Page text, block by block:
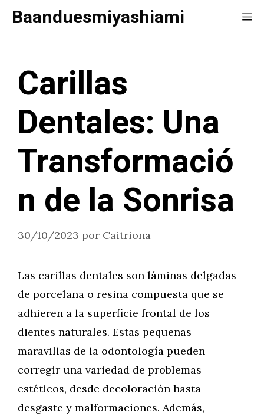
SaltarBaanduesmiyashiami
Carillas
Dentales: Una
Transformació
n de la Sonrisa
30/10/2023 por Caitriona
Las carillas dentales son láminas delgadas
de porcelana o resina compuesta que se
adhieren a la superficie frontal de los
dientes naturales. Estas pequeñas
maravillas de la odontología pueden
corregir una variedad de problemas
estéticos, desde decoloración hasta
desgaste y malformaciones. Además,